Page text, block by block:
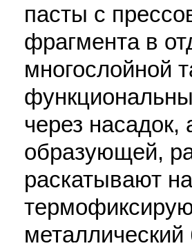
пасты с
фрагмента в
многослойной
через насадок,
образующей,
раскатывают